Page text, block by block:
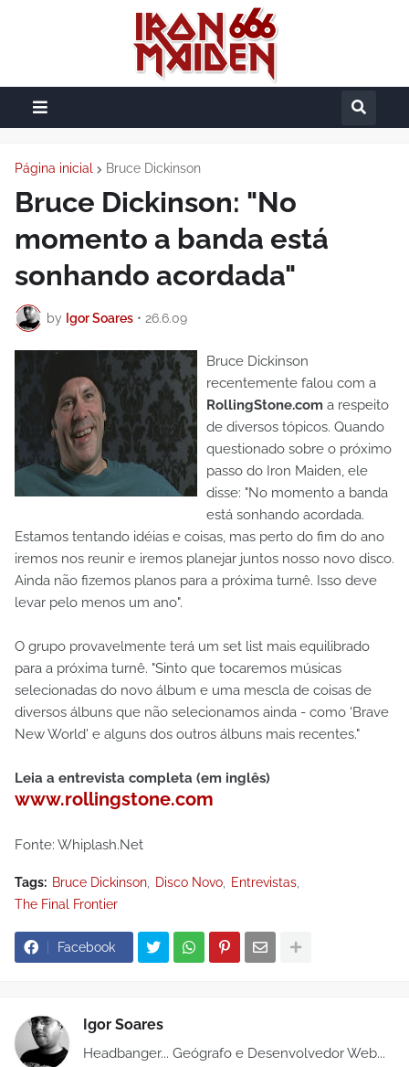
Página inicial Bruce Dickinson
Bruce Dickinson: "No
momento a banda está
sonhando acordada"
by Igor Soares • 26.6.09
Bruce Dickinson
recentemente falou com a
RollingStone.com a respeito
de diversos tópicos. Quando
questionado sobre o próximo
passo do Iron Maiden, ele
disse: "No momento a banda
está sonhando acordada.
Estamos tentando idéias e coisas, mas perto do fim do ano
iremos nos reunir e iremos planejar juntos nosso novo disco.
Ainda não fizemos planos para a próxima turnê. Isso deve
levar pelo menos um ano".
O grupo provavelmente terá um set list mais equilibrado
para a próxima turnê. "Sinto que tocaremos músicas
selecionadas do novo álbum e uma mescla de coisas de
diversos álbuns que não selecionamos ainda - como 'Brave
New World' e alguns dos outros álbuns mais recentes."
Leia a entrevista completa (em inglês)
www.rollingstone.com
Fonte: Whiplash.Net
Tags: Bruce Dickinson Disco Novo
Entrevistas
The Final Frontier
Facebook
Igor Soares
Headbanger... Geógrafo e Desenvolvedor Web...